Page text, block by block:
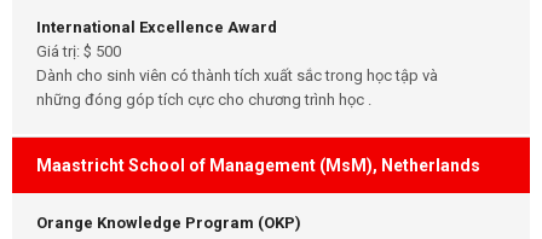
International Excellence Award
Giá trị: $ 500
Dành cho sinh viên có thành tích xuất sắc trong học tập và
những đóng góp tích cực cho chương trình học .
Maastricht School of Management (MsM), Netherlands
Orange Knowledge Program (OKP)